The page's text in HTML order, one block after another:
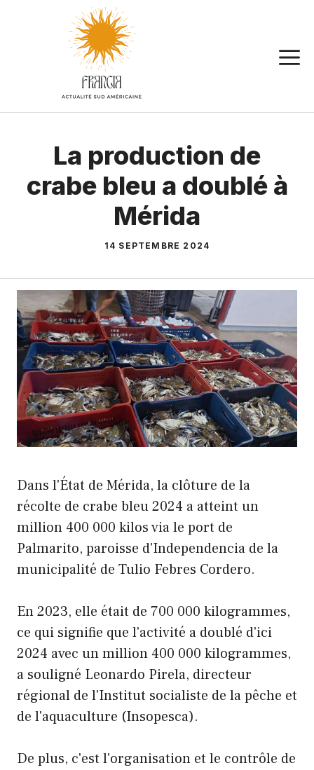
La production de
crabe bleu a doublé à
Mérida
14 SEPTEMBRE 2024
Dans l'État de Mérida, la clôture de la
récolte de crabe bleu 2024 a atteint un
million 400 000 kilos via le port de
Palmarito, paroisse d'Independencia de la
municipalité de Tulio Febres Cordero.
En 2023, elle était de 700 000 kilogrammes,
ce qui signifie que l'activité a doublé d'ici
2024 avec un million 400 000 kilogrammes,
a souligné Leonardo Pirela, directeur
régional de l'Institut socialiste de la pêche et
de l'aquaculture (Insopesca).
De plus, c'est l'organisation et le contrôle de